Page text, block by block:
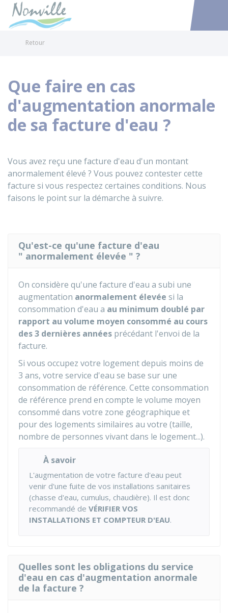
Accéder
Retour
Que faire en cas
d'augmentation anormale
de sa facture d'eau ?
Vous avez reçu une facture d'eau d'un montant
anormalement élevé ? Vous pouvez contester cette
facture si vous respectez certaines conditions. Nous
faisons le point sur la démarche à suivre.
Qu'est-ce qu'une facture d'eau
" anormalement élevée " ?
On considère qu'une facture d'eau a subi une
augmentation anormalement élevée si la
consommation d'eau a au minimum doublé par
rapport au volume moyen consommé au cours
des 3 dernières années précédant l'envoi de la
facture.
Si vous occupez votre logement depuis moins de
3 ans, votre service d'eau se base sur une
consommation de référence. Cette consommation
de référence prend en compte le volume moyen
consommé dans votre zone géographique et
pour des logements similaires au votre (taille,
nombre de personnes vivant dans le logement...).
À savoir
L'augmentation de votre facture d'eau peut
venir d'une fuite de vos installations sanitaires
(chasse d'eau, cumulus, chaudière). Il est donc
recommandé de VÉRIFIER VOS
INSTALLATIONS ET COMPTEUR D'EAU.
Quelles sont les obligations du service
d'eau en cas d'augmentation anormale
de la facture ?